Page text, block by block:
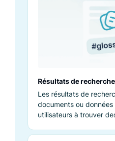
Résultats de recherche
Les résultats de
documents ou
utilisateurs à trouver